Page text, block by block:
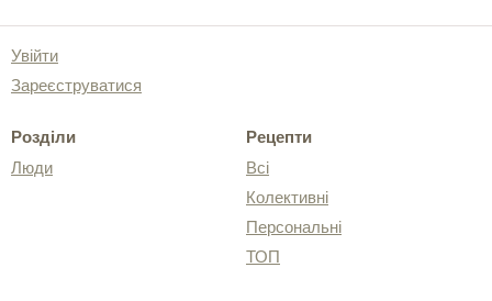
Увійти
Зареєструватися
Розділи
Люди
Рецепти
Всі
Колективні
Персональні
ТОП